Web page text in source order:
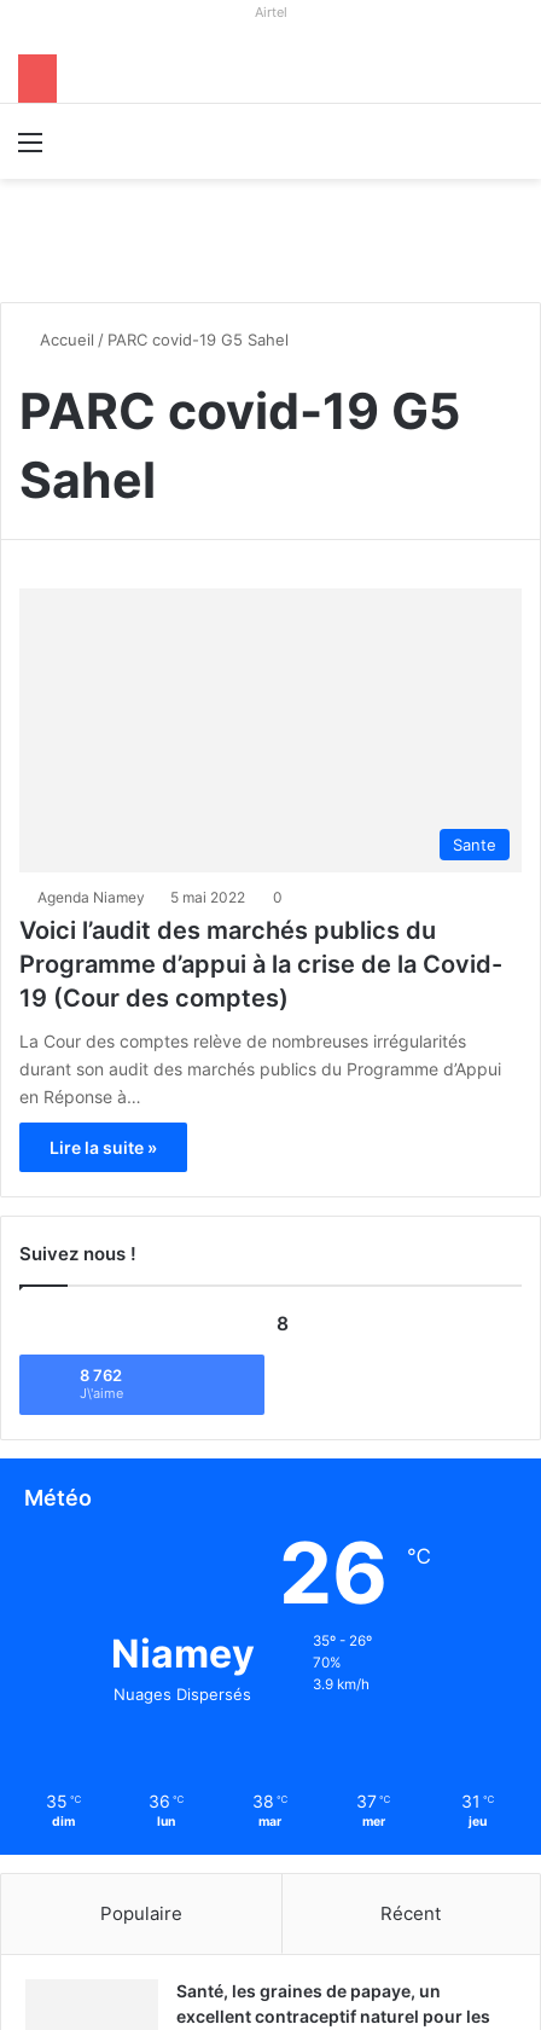
Airtel
Accueil / PARC covid-19 G5 Sahel
PARC covid-19 G5
Sahel
Sante
Agenda Niamey 5 mai 2022 0
Voici l’audit des marchés publics du
Programme d’appui à la crise de la Covid-
19 (Cour des comptes)
La Cour des comptes relève de nombreuses irrégularités
durant son audit des marchés publics du Programme d’Appui
en Réponse à…
Lire la suite »
Suivez nous !
8
8 762
J\'aime
Météo
Niamey
Nuages Dispersés
26 ℃
35º - 26º
70%
3.9 km/h
35 ℃
dim
36 ℃
lun
38 ℃
mar
37 ℃
mer
31 ℃
jeu
Populaire Récent
Santé, les graines de papaye, un
excellent contraceptif naturel pour les